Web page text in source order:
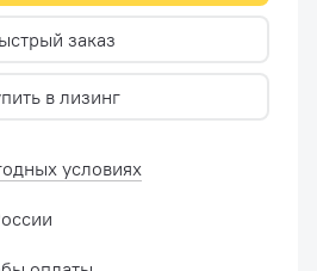
заказ
в лизинг
условиях